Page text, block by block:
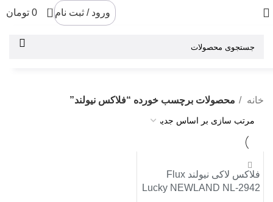
ورود / ثبت نام 0
0 تومان
خانه محصولات برچسب خورده “فلاکس نیولند”
-27%
اتمام موجودی
فلاکس لاکی نیولند Flux
Lucky NEWLAND NL-2942